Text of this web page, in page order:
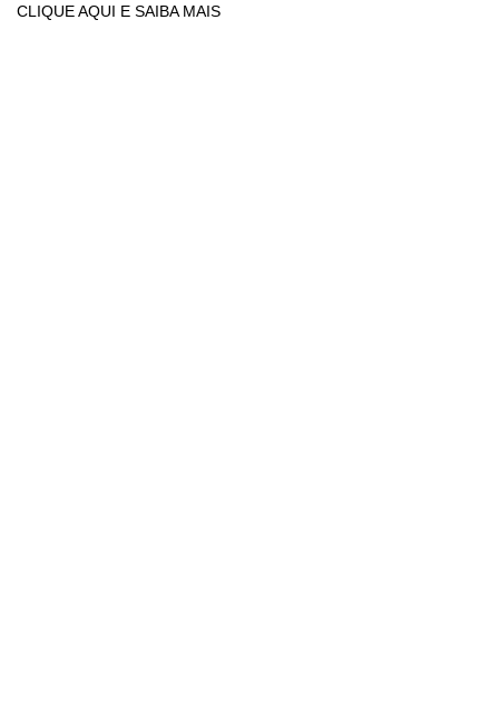
CLIQUE AQUI E SAIBA MAIS